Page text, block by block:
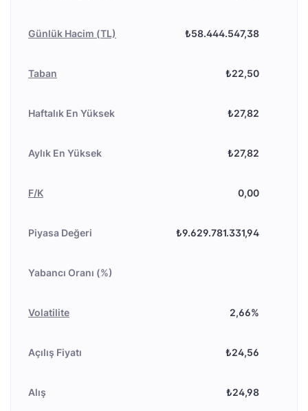
Günlük Hacim (TL) ₺58.444.547,38
Taban ₺22,50
Haftalık En Yüksek ₺27,82
Aylık En Yüksek ₺27,82
F/K 0,00
Piyasa Değeri ₺9.629.781.331,94
Yabancı Oranı (%)
Volatilite 2,66%
Açılış Fiyatı ₺24,56
Alış ₺24,98